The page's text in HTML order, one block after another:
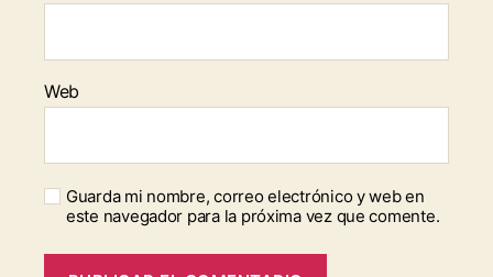
Web
Guarda mi nombre, correo electrónico y web en
este navegador para la próxima vez que comente.